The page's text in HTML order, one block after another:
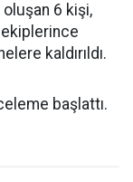
oluşan 6 kişi,
kaldırıldı.
başlattı.